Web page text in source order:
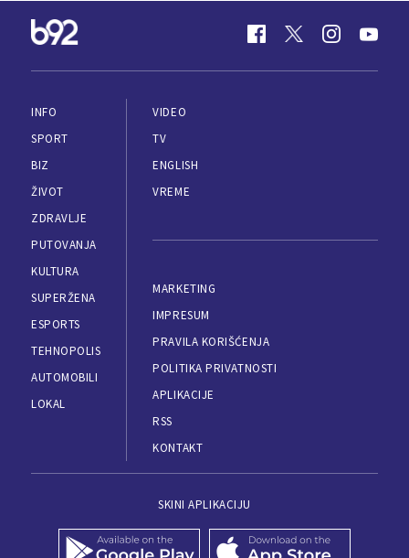
INFO
SPORT
BIZ
ŽIVOT
ZDRAVLJE
PUTOVANJA
KULTURA
SUPERŽENA
ESPORTS
TEHNOPOLIS
AUTOMOBILI
LOKAL
VIDEO
TV
ENGLISH
VREME
MARKETING
IMPRESUM
PRAVILA KORIŠĆENJA
POLITIKA PRIVATNOSTI
APLIKACIJE
RSS
KONTAKT
SKINI APLIKACIJU